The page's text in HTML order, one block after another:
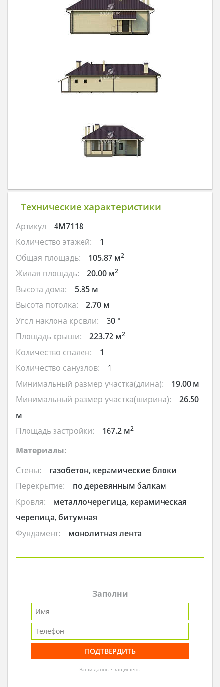
Технические характеристики
Артикул
4M7118
Количество этажей:
1
Общая площадь:
105.87 м2
Жилая площадь: 20.00 м2
Высота дома:
5.85 м
Высота потолка:
2.70 м
Угол наклона кровли:
30 °
Площадь крыши:
223.72 м2
Количество спален:
1
Количество санузлов:
1
Минимальный размер участка(длина):
19.00 м
Минимальный размер участка(ширина):
26.50
м
Площадь застройки:
167.2 м2
Материалы:
Стены:
газобетон, керамические блоки
Перекрытие:
по деревянным балкам
Кровля:
металлочерепица, керамическая
черепица, битумная
Фундамент:
монолитная лента
Заполни
Ваши данные защищены